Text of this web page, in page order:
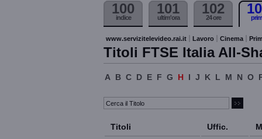
100
indice
101
ultim'ora
102
24 ore
www.servizitelevideo.rai.it Lavoro Cinema
Titoli FTSE Italia All-
A B C D E F G H I J K L M N O
Titoli Uffic.